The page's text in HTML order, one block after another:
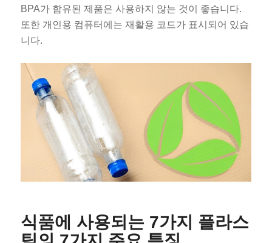
BPA가 함유된 제품은 사용하지 않는 것이 좋습니다.
또한 개인용 컴퓨터에는 재활용 코드가 표시되어 있습
니다.
식품에 사용되는 7가지 플라스